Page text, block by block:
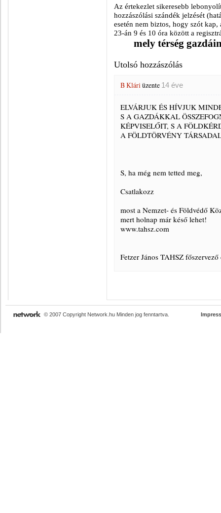
Az értekezlet sikeresebb
hozzászólási szándék jelzését
esetén nem biztos, hogy szót
23-án 9 és 10 óra között a
mely térség
Utolsó hozzászólás
B Kláriüzente 14 éve
ELVÁRJUK ÉS HÍVJUK
S A GAZDÁKKAL
KÉPVISELŐIT, S A
A FÖLDTÖRVÉNY
S, ha még nem tetted meg,
Csatlakozz
most a Nemzet- és Földvédő
mert holnap már késő lehet!
www.tahsz.com
Fetzer János TAHSZ
© 2007 Copyright Network.hu Minden jog fenntartva.